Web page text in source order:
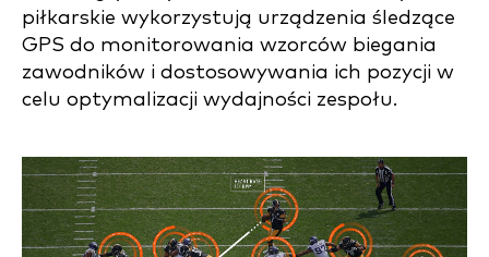
piłkarskie wykorzystują urządzenia śledzące
GPS do monitorowania wzorców biegania
zawodników i dostosowywania ich pozycji w
celu optymalizacji wydajności zespołu.